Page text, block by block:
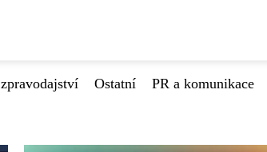
Ostatní PR a komunikace